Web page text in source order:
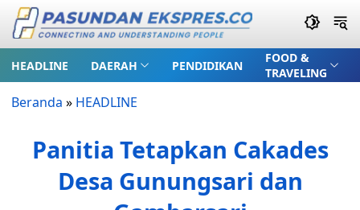
HEADLINE DAERAH PENDIDIKAN
FOOD &
TRAVELING
Beranda » HEADLINE
Panitia Tetapkan Cakades
Desa Gunungsari dan